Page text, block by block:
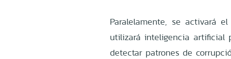
Paralelamente, se activará
utilizará inteligencia artificial
detectar patrones de